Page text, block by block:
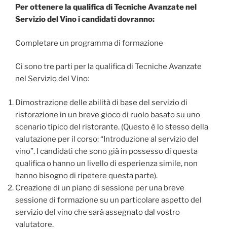
Per ottenere la qualifica di Tecniche Avanzate nel
Servizio del Vino i candidati dovranno:
Completare un programma di formazione
Ci sono tre parti per la qualifica di Tecniche Avanzate
nel Servizio del Vino:
Dimostrazione delle abilità di base del servizio di
ristorazione in un breve gioco di ruolo basato su uno
scenario tipico del ristorante. (Questo è lo stesso della
valutazione per il corso: “Introduzione al servizio del
vino”. I candidati che sono già in possesso di questa
qualifica o hanno un livello di esperienza simile, non
hanno bisogno di ripetere questa parte).
Creazione di un piano di sessione per una breve
sessione di formazione su un particolare aspetto del
servizio del vino che sarà assegnato dal vostro
valutatore.